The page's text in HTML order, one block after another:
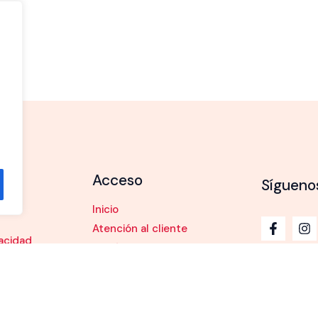
Acceso
Inicio
Atención al cliente
Conócenos